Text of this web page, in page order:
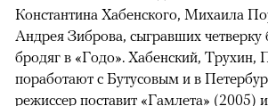
Константина Хабенского, Михаила
Андрея Зиброва, сыгравших четверку
бродяг в «Годо». Хабенский, Трухин,
поработают с Бутусовым и в
режиссер поставит «Гамлета» (2005)